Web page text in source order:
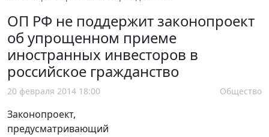
ОП РФ не поддержит законопроект
об упрощенном приеме
иностранных инвесторов в
российское гражданство
20 февраля 2014 18:00 Общество
Законопроект,
предусматривающий